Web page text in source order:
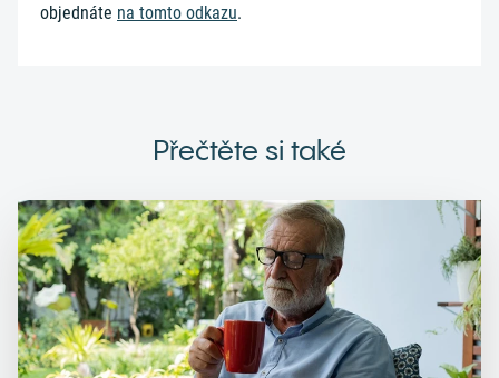
objednáte na tomto odkazu.
Přečtěte si také